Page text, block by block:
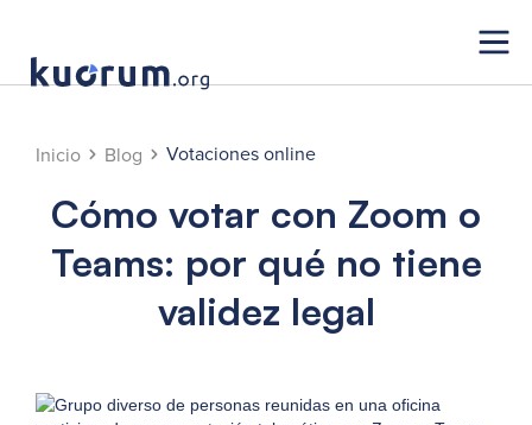
Inicio Blog Votaciones online
Cómo votar con Zoom o
Teams: por qué no tiene
validez legal